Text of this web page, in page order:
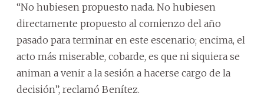
“No hubiesen propuesto nada. No hubiesen
directamente propuesto al comienzo del año
pasado para terminar en este escenario; encima, el
acto más miserable, cobarde, es que ni siquiera se
animan a venir a la sesión a hacerse cargo de la
decisión”, reclamó Benítez.